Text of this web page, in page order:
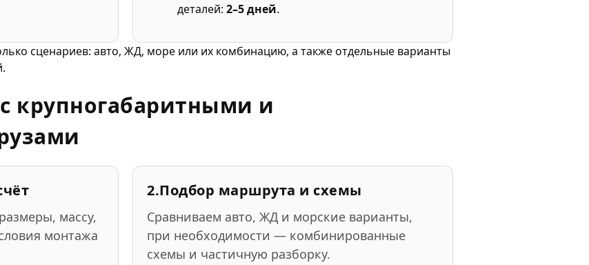
деталей: 2–5 дней.
сценариев: авто, ЖД, море или их комбинацию, а также отдельные варианты
крупногабаритными и
массу,
монтажа
2.Подбор маршрута и схемы
Сравниваем авто, ЖД и морские варианты,
при необходимости — комбинированные
схемы и частичную разборку.